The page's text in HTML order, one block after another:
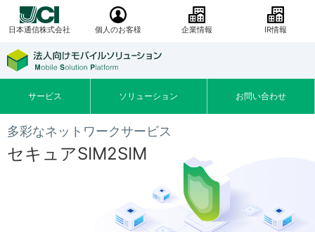
日本通信株式会社 個人のお客様 企業情報 IR情報
サービス ソリューション お問い合わせ
多彩なネットワークサービス
セキュアSIM2SIM